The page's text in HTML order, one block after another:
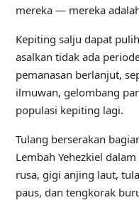
mereka — mereka
Kepiting salju dapat
asalkan tidak ada
pemanasan berlanjut,
ilmuwan, gelombang
populasi kepiting lagi.
Tulang berserakan
Lembah Yehezkiel
rusa, gigi anjing laut,
paus, dan tengkorak